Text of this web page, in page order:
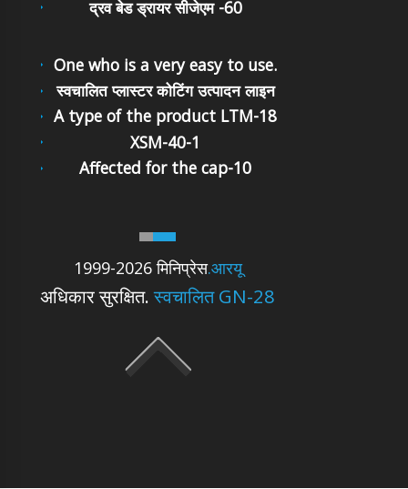
द्रव बेड ड्रायर सीजेएम -60
1999-2026 मिनिप्रेस.आरयू
अधिकार सुरक्षित.स्वचालित GN-28
One who is a very easy to use.
स्वचालित प्लास्टर कोटिंग उत्पादन लाइन
A type of the product LTM-18
XSM-40-1
Affected for the cap-10